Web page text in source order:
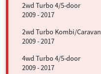
2wd Turbo 4/5-door
2009 - 2017
2wd Turbo Kombi/Caravan
2009 - 2017
4wd Turbo 4/5-door
2009 - 2017